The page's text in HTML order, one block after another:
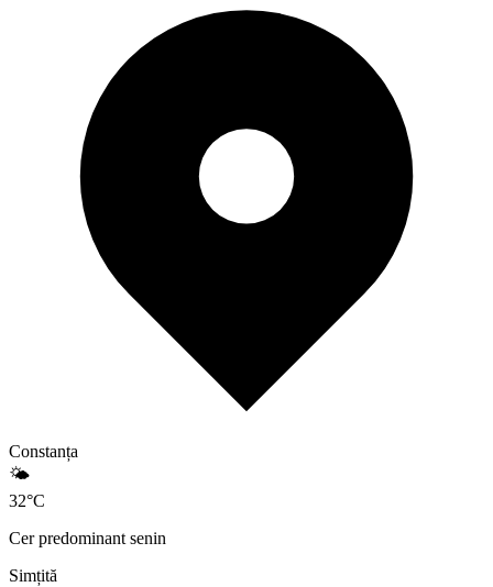
Constanța
🌤️
32°C
Cer predominant senin
Simțită